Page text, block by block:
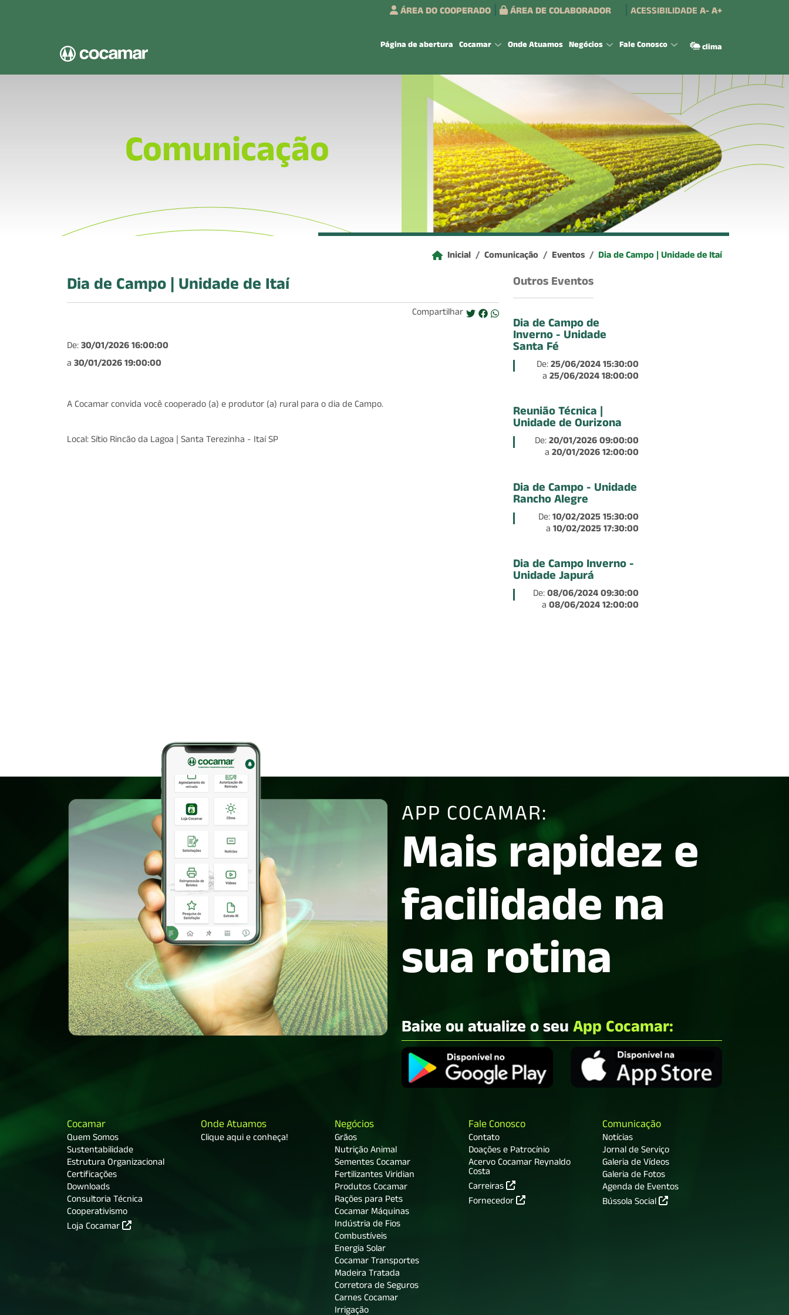
ÁREA DO COOPERADO
ÁREA DE COLABORADOR ACESSIBILIDADE A-A+
Página de abertura Cocamar Onde Atuamos Negócios Fale Conosco clima
Comunicação
Inicial Comunicação Eventos Dia de Campo | Unidade de Itaí
Dia de Campo | Unidade de Itaí
Compartilhar
De:30/01/2026 16:00:00
a 30/01/2026 19:00:00
A Cocamar convida você cooperado (a) e produtor (a) rural para o dia de Campo.
Local: Sítio Rincão da Lagoa | Santa Terezinha - Itaí SP
Outros Eventos
Dia de Campo de
Inverno - Unidade
Santa Fé
De:25/06/2024 15:30:00
a 25/06/2024 18:00:00
Reunião Técnica |
Unidade de Ourizona
De:20/01/2026 09:00:00
a 20/01/2026 12:00:00
Dia de Campo - Unidade
Rancho Alegre
De:10/02/2025 15:30:00
a 10/02/2025 17:30:00
Dia de Campo Inverno -
Unidade Japurá
De:08/06/2024 09:30:00
a 08/06/2024 12:00:00
APP COCAMAR:
Mais rapidez e
facilidade na
sua rotina
Baixe ou atualize o seuApp Cocamar:
Cocamar
Quem Somos
Sustentabilidade
Estrutura Organizacional
Certificações
Downloads
Consultoria Técnica
Cooperativismo
Loja Cocamar
Onde Atuamos
Clique aqui e conheça!
Negócios
Grãos
Nutrição Animal
Sementes Cocamar
Fertilizantes Viridian
Produtos Cocamar
Rações para Pets
Cocamar Máquinas
Indústria de Fios
Combustíveis
Energia Solar
Cocamar Transportes
Madeira Tratada
Corretora de Seguros
Carnes Cocamar
Irrigação
Fale Conosco
Contato
Doações e Patrocínio
Acervo Cocamar Reynaldo
Costa
Carreiras
Fornecedor
Comunicação
Notícias
Jornal de Serviço
Galeria de Vídeos
Galeria de Fotos
Agenda de Eventos
Bússola Social